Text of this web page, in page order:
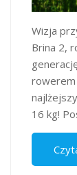
Wizja
Brina 2,
rowerem
16 kg!